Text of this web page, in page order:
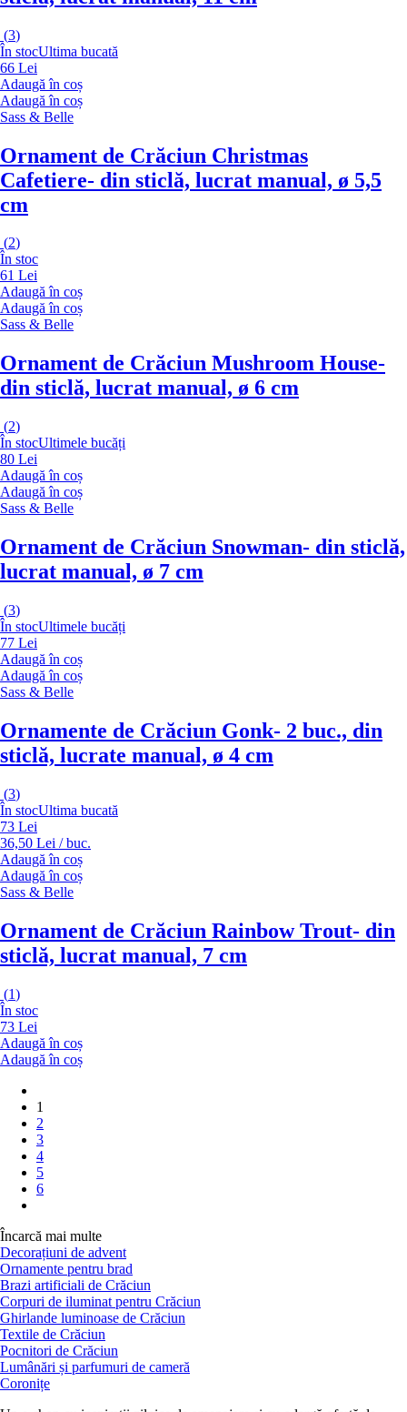
(3)
În stocUltima bucată
66 Lei
Adaugă în coș
Adaugă în coș
Sass & Belle
Ornament de Crăciun Christmas
Cafetiere- din sticlă, lucrat manual, ø 5,5
cm
(2)
În stoc
61 Lei
Adaugă în coș
Adaugă în coș
Sass & Belle
Ornament de Crăciun Mushroom House-
din sticlă, lucrat manual, ø 6 cm
(2)
În stocUltimele bucăți
80 Lei
Adaugă în coș
Adaugă în coș
Sass & Belle
Ornament de Crăciun Snowman- din sticlă,
lucrat manual, ø 7 cm
(3)
În stocUltimele bucăți
77 Lei
Adaugă în coș
Adaugă în coș
Sass & Belle
Ornamente de Crăciun Gonk- 2 buc., din
sticlă, lucrate manual, ø 4 cm
(3)
În stocUltima bucată
73 Lei
36,50 Lei / buc.
Adaugă în coș
Adaugă în coș
Sass & Belle
Ornament de Crăciun Rainbow Trout- din
sticlă, lucrat manual, 7 cm
(1)
În stoc
73 Lei
Adaugă în coș
Adaugă în coș
1
2
3
4
5
6
Încarcă mai multe
Decorațiuni de advent
Ornamente pentru brad
Brazi artificiali de Crăciun
Corpuri de iluminat pentru Crăciun
Ghirlande luminoase de Crăciun
Textile de Crăciun
Pocnitori de Crăciun
Lumânări și parfumuri de cameră
Coronițe